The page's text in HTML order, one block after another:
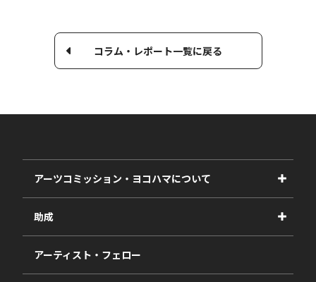
コラム・レポート一覧に戻る
アーツコミッション・ヨコハマについて
事業紹介
事業報告書
助成
2027年度
2026年度
アーティスト・フェロー